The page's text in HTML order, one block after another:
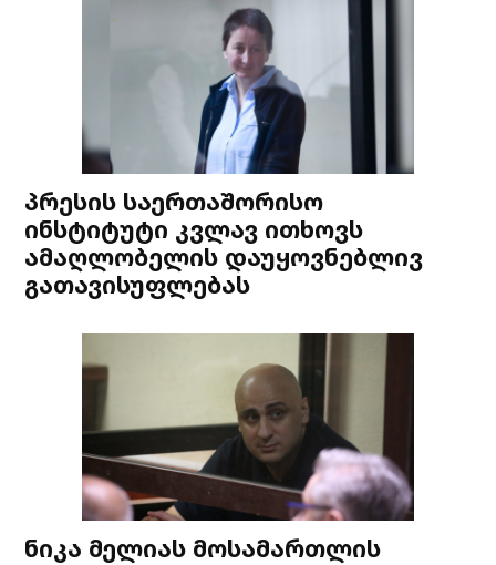
პრესის საერთაშორისო
ინსტიტუტი კვლავ ითხოვს
ამაღლობელის დაუყოვნებლივ
გათავისუფლებას
ნიკა მელიას მოსამართლის